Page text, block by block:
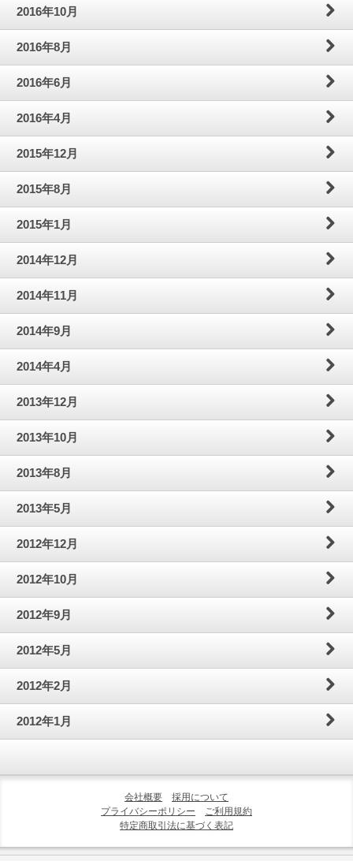
2016年10月
2016年8月
2016年6月
2016年4月
2015年12月
2015年8月
2015年1月
2014年12月
2014年11月
2014年9月
2014年4月
2013年12月
2013年10月
2013年8月
2013年5月
2012年12月
2012年10月
2012年9月
2012年5月
2012年2月
2012年1月
会社概要
採用について
プライバシーポリシー
ご利用規約
特定商取引法に基づく表記